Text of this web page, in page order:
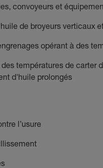
convoyeurs et
de broyeurs verticaux
opérant à des
températures de
d'huile prolongés
l’usure